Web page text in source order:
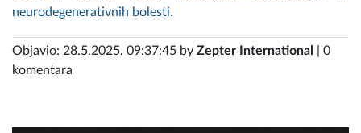
neurodegenerativnih bolesti.
Objavio: 28.5.2025. 09:37:45 by Zepter International
| 0
komentara